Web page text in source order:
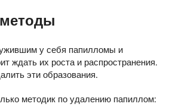
у себя папилломы и
ждать их роста и распространения.
эти образования.
методик по удалению папиллом: